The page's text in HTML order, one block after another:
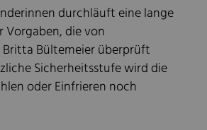
durchläuft eine lange
Vorgaben, die von
Bültemeier überprüft
Sicherheitsstufe wird die
oder Einfrieren noch